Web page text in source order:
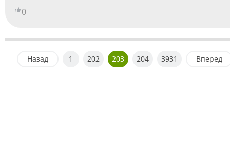
0
Назад 1 202 203 204 3931 Вперед